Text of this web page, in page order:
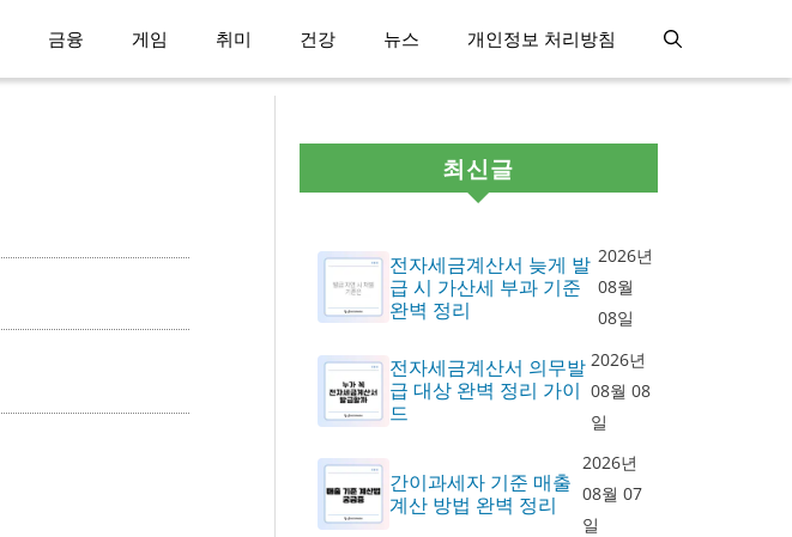
금융 게임 취미 건강 뉴스 개인정보 처리방침
최신글
전자세금계산서 늦게 발
급 시 가산세 부과 기준
완벽 정리
2026년
08월
08일
전자세금계산서 의무발
급 대상 완벽 정리 가이
드
2026년
08월 08
일
간이과세자 기준 매출
계산 방법 완벽 정리
2026년
08월 07
일